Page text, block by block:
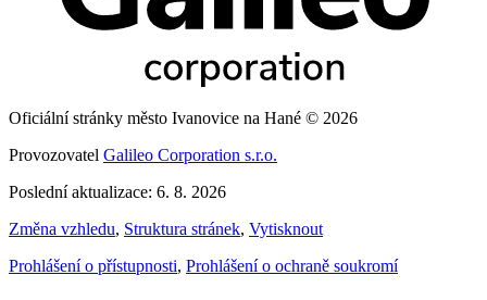
Oficiální stránky město Ivanovice na Hané © 2026
Provozovatel Galileo Corporation s.r.o.
Poslední aktualizace: 6. 8. 2026
Změna vzhledu, Struktura stránek, Vytisknout
Prohlášení o přístupnosti, Prohlášení o ochraně soukromí